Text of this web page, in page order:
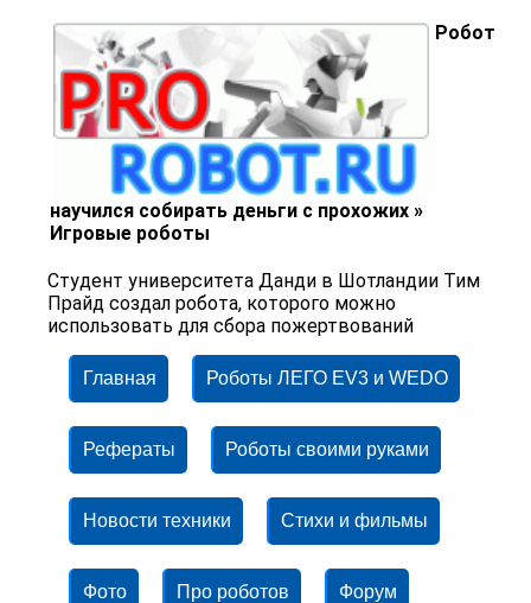
Робот
научился собирать деньги с прохожих »
Игровые роботы
Студент университета Данди в Шотландии Тим
Прайд создал робота, которого можно
использовать для сбора пожертвований
Главная Роботы ЛЕГО EV3 и WEDO
Рефераты Роботы своими руками
Новости техники Стихи и фильмы
Фото Про роботов Форум